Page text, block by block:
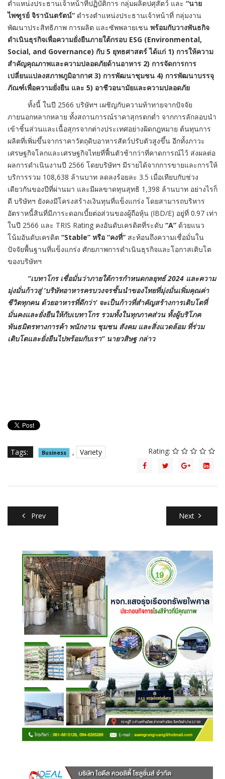
ตำแหน่งประธานเจ้าหน้าที่ปฏิบัติการ กลุ่มผลิตปศุสัตว์ และ “นาย
ไพฑูรย์ จิรานันตรัตน์” ดำรงตำแหน่งประธานเจ้าหน้าที่ กลุ่มงาน
พัฒนาประสิทธิภาพ การผลิต และซัพพลายเชน พร้อมกับวางพันธกิจ
ดำเนินธุรกิจเพื่อความยั่งยืนภายใต้กรอบ ESG (Environmental,
Social, and Governance) กับ 5 ยุทธศาสตร์ ได้แก่ 1) การให้ความ
สำคัญคุณภาพและความปลอดภัยด้านอาหาร 2) การจัดการการ
เปลี่ยนแปลงสภาพภูมิอากาศ 3) การพัฒนาชุมชน 4) การพัฒนาบรรจุ
ภัณฑ์เพื่อความยั่งยืน และ 5) อาชีวอนามัยและความปลอดภัย
ทั้งนี้ ในปี 2566 บริษัทฯ เผชิญกับความท้าทายจากปัจจัย
ภายนอกหลากหลาย ทั้งสถานการณ์ราคาสุกรตกต่ำ จากการลักลอบนำ
เข้าชิ้นส่วนและเนื้อสุกรจากต่างประเทศอย่างผิดกฎหมาย ต้นทุนการ
ผลิตที่เพิ่มขึ้นจากราคาวัตถุดิบอาหารสัตว์ปรับตัวสูงขึ้น อีกทั้งภาวะ
เศรษฐกิจโลกและเศรษฐกิจไทยที่ฟื้นตัวช้ากว่าที่คาดการณ์ไว้ ส่งผลต่อ
ผลการดำเนินงานปี 2566 โดยบริษัทฯ มีรายได้จากการขายและการให้
บริการรวม 108,638 ล้านบาท ลดลงร้อยละ 3.5 เมื่อเทียบกับช่วง
เดียวกันของปีที่ผ่านมา และมีผลขาดทุนสุทธิ 1,398 ล้านบาท อย่างไรก็
ดี บริษัทฯ ยังคงมีโครงสร้างเงินทุนที่แข็งแกร่ง โดยสามารถบริหาร
อัตราหนี้สินที่มีภาระดอกเบี้ยต่อส่วนของผู้ถือหุ้น (IBD/E) อยู่ที่ 0.97 เท่า
ในปี 2566 และ TRIS Rating คงอันดับเครดิตที่ระดับ “A” ด้วยแนว
โน้มอันดับเครดิต “Stable” หรือ “คงที่” สะท้อนถึงความเชื่อมั่นใน
ปัจจัยพื้นฐานที่แข็งแกร่ง ศักยภาพการดำเนินธุรกิจและโอกาสเติบโต
ของบริษัทฯ
“เบทาโกร เชื่อมั่นว่าภายใต้การกำหนดกลยุทธ์2024 และความ
มุ่งมั่นก้าวสู่ ‘บริษัทอาหารครบวงจรชั้นนำของไทยที่มุ่งมั่นเพิ่มคุณค่า
ชีวิตทุกคน ด้วยอาหารที่ดีกว่า’ จะเป็นก้าวที่สำคัญสร้างการเติบโตที่
มั่นคงและยั่งยืนให้กับเบทาโกร รวมทั้งในทุกภาคส่วน ทั้งผู้บริโภค
พันธมิตรทางการค้า พนักงาน ชุมชน สังคม และสิ่งแวดล้อม ที่ร่วม
เติบโตและยั่งยืนไปพร้อมกับเรา” นายวสิษฐ กล่าว
Tags: Business , Variety Rating:
Prev Next